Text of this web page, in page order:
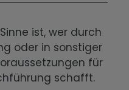
ist, wer durch
oder in sonstiger
für
schafft.